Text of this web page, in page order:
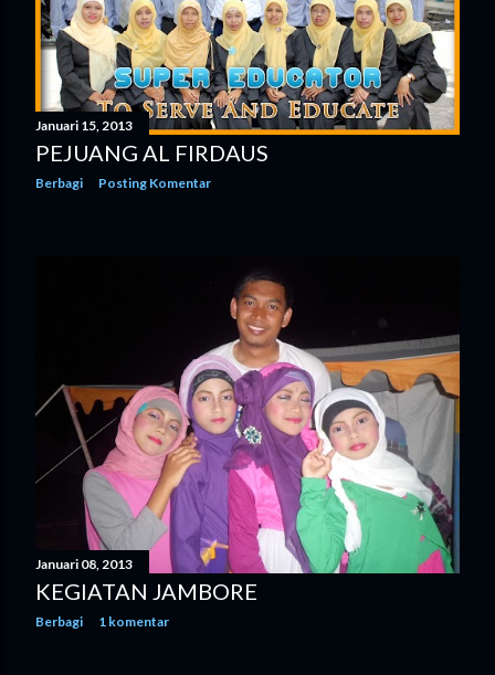
Januari 15, 2013
PEJUANG AL FIRDAUS
Berbagi Posting Komentar
Januari 08, 2013
KEGIATAN JAMBORE
Berbagi 1 komentar